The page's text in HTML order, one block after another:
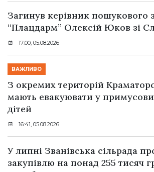
Загинув керівник пошукового
“Плацдарм” Олексій Юков зі
17:00, 05.08.2026
ВАЖЛИВО
З окремих територій
мають евакуювати у
дітей
16:41, 05.08.2026
У липні Званівська сільрада
закупівлю на понад 255 тисяч